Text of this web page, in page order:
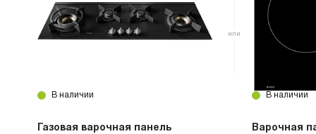
ей одно удовольствие.
В наличии
Газовая варочная панель
В наличии
Варочная